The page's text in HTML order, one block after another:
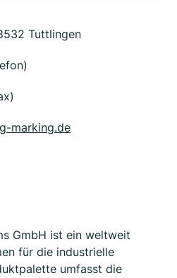
Tuttlingen
marking.de
GmbH ist ein weltweit
für die industrielle
umfasst die